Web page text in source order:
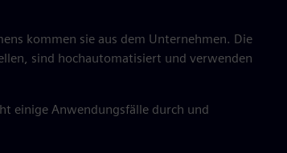
kommen sie aus dem Unternehmen. Die
sind hochautomatisiert und verwenden
einige Anwendungsfälle durch und